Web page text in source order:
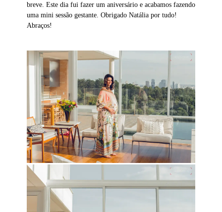
breve. Este dia fui fazer um aniversário e acabamos fazendo
uma mini sessão gestante. Obrigado Natália por tudo!
Abraços!